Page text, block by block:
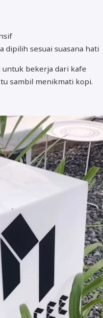
dipilih sesuai suasana hati
untuk bekerja dari kafe
sambil menikmati kopi.